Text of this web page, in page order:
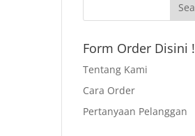
Form Order Disini !
Tentang Kami
Cara Order
Pertanyaan Pelanggan